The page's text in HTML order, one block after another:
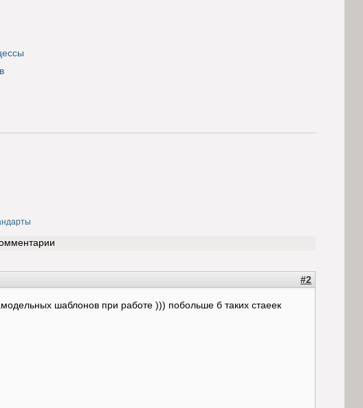
#2
шаблонов при работе ))) побольше б таких стаеек